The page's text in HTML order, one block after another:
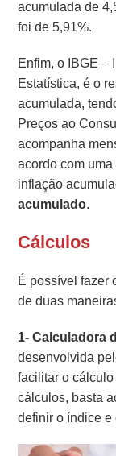
acumulada de
foi de 5,91%.
Enfim, o IBGE –
Estatística, é o
acumulada,
Preços ao
acompanha
acordo com
inflação
acumulado.
Cálculos
É possível fazer
de duas
1- Calculadora
desenvolvida
facilitar o
cálculos, basta
definir o índice